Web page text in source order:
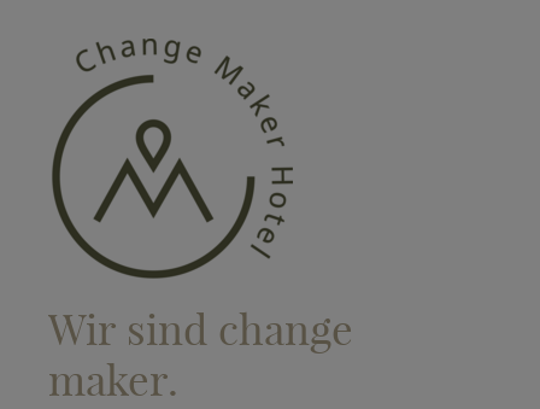
Wir sind change
maker.